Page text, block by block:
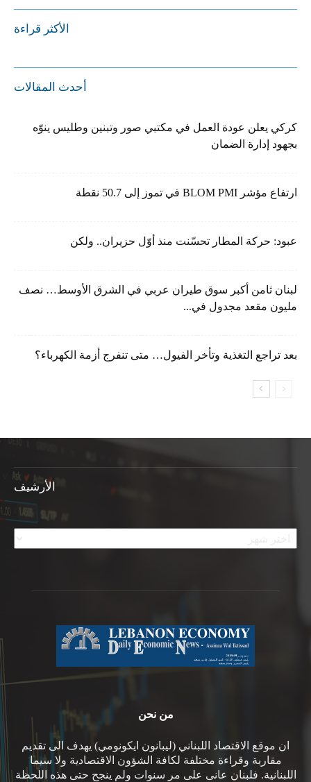
الأكثر قراءة
أحدث المقالات
كركي يعلن عودة العمل في مكتبي صور وتبنين وطليس ينوّه
بجهود إدارة الضمان
ارتفاع مؤشر BLOM PMI في تموز إلى 50.7 نقطة
عبود: حركة المطار تحسّنت منذ أوّل حزيران.. ولكن
لبنان ثامن أكبر سوق طيران عربي في الشرق الأوسط… نصف
مليون مقعد مجدول في...
بعد تراجع التغذية وتأخر الفيول… متى تنفرج أزمة الكهرباء؟
الأرشيف
الأرشيف
من نحن
ان موقع الاقتصاد اللبناني (ليبانون ايكونومي) يهدف الى تقديم
مقاربة وقراءة مختلفة لكافة الشؤون الاقتصادية ولا سيما
اللبنانية. فلبنان عانى على مر سنوات ولم ينجح حتى هذه اللحظة